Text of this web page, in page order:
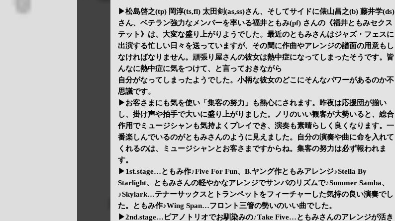
▶松島啓之(tp) 岡淳(ts,fl) 太田剣(as,ss)さん、そしてサイドに俵山昌之(b) 藤井学(ds)
さん、ベテラン強力なメンバーを率いる福井ともみ(pf) さんの《福井ともみセクス
テット》は、大変な盛り上がりようでした。最近のともみさんはジャズ・フェスに
出演する忙しい日々を送っていますが、その間に作曲やアレンジの譜面の用意もし
なければなりません。頑張り屋さんの彼女は熱中症になってしまったそうです。皆
んなに熱中症に気をつけて、と言っておきながら
自分がなってしまったようでした。小柄な彼女のどこにそんなパワーがあるのか不
思議です。
▶お客さまにも気を使い「集客の努力」も熱心にされます。昨夜は応援団が揃い
し、掛け声や拍手で大いに盛り上がりました。ノリのいい観客が大勢いると、総合
作用でミュージシャンも気持よくプレイでき、演奏も素晴らしく良くなります。一
番楽しんでいるのがともみさんのように見えました。自分の演奏や曲に命を入れて
くれるのは、ミュージシャンとお客さまですからね。集客の努力は必ず報われま
す。
▶1st.stage…ともみ作♪Five For Fun、B.ヤング作ともみアレンジ♪Stella By
Starlight、ともみさんの軽やかなアレンジでサンバのリズムで♪Summer Samba、
♪Skylark…テナーサックスとトランペットをフィーチャーした気持の良い演奏でし
た。ともみ作♪Wing Span…フロント三管の勢いのいい曲でした。
▶2nd.stage…ピアノトリオでお馴染みの♪Take Five…ともみさんのアレンジが活き